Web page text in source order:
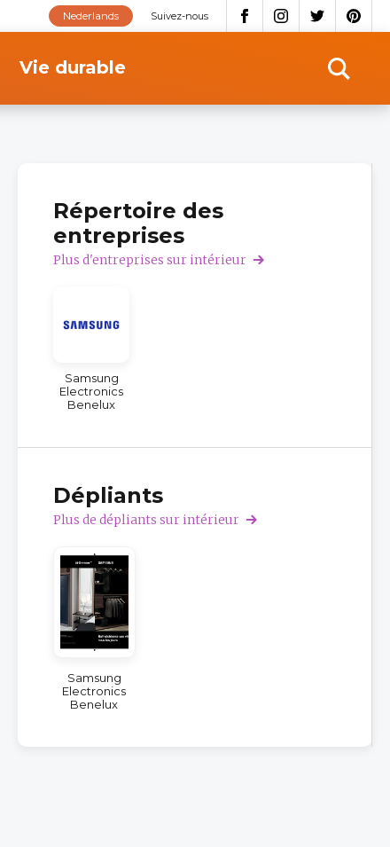
Suivez-nous
Nederlands
Vie durable
Répertoire des
entreprises
Plus d'entreprises sur intérieur
Samsung
Electronics
Benelux
Dépliants
Plus de dépliants sur intérieur
Samsung
Electronics
Benelux